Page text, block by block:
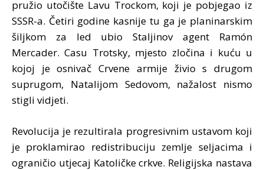
pružio utočište Lavu Trockom, koji je pobjegao iz
SSSR-a. Četiri godine kasnije tu ga je planinarskim
šiljkom za led ubio Staljinov agent Ramón
Mercader. Casu Trotsky, mjesto zločina i kuću u
kojoj je osnivač Crvene armije živio s drugom
suprugom, Natalijom Sedovom, nažalost nismo
stigli vidjeti.
Revolucija je rezultirala progresivnim ustavom koji
je proklamirao redistribuciju zemlje seljacima i
ograničio utjecaj Katoličke crkve. Religijska nastava